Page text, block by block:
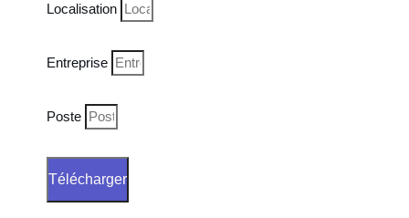
Localisation
Entreprise
Poste
Télécharger